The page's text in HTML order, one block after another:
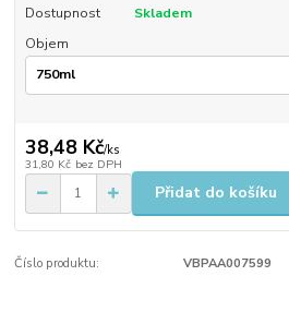
Dostupnost
Skladem
Objem
38,48 Kč/ks
31,80 Kč bez DPH
Přidat do košíku
Číslo produktu: VBPAA007599